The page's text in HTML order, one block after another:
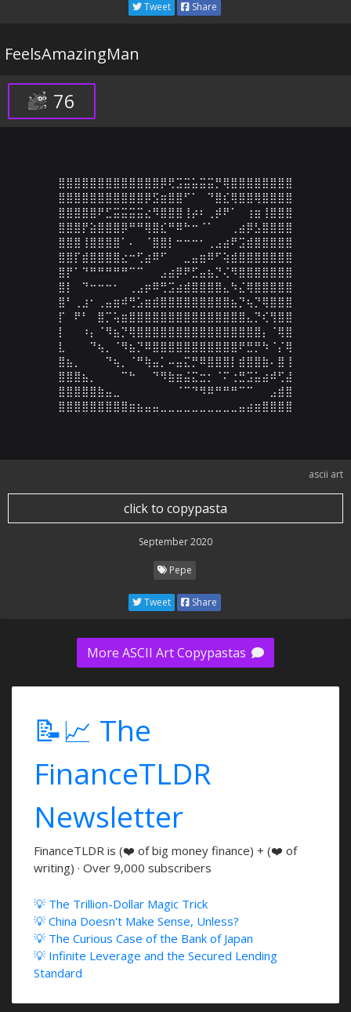
Tweet Share
FeelsAmazingMan
76
⣿⣿⣿⣿⣿⣿⣿⣿⣿⣿⣿⣿⣿⡿⢟⣩⣭⣥⣭⣭⡛⢿⣿⣿⣿⣿⣿⣿⣿⣿
⣿⣿⣿⣿⣿⣿⣿⣿⣿⣿⣿⡿⣫⣶⣿⣿⠋⠁⠀⠙⣿⣎⢿⣿⣿⢿⣿⣿⣿⣿
⣿⣿⣿⣿⣿⠟⣋⣭⣭⣭⣭⣔⠻⣿⣿⣿⢸⡴⠆⢀⡾⠟⠁⠀⢰⣶⢸⣿⣿⣿
⣿⣿⣿⡟⣵⣿⣿⣿⡿⠛⠛⢿⣿⣎⠛⠿⠓⠒⠈⠁⠀⠀⢀⣴⡿⣣⣿⣿⣿⣿
⣿⣿⣿⢸⣿⣿⣿⣿⠁⠄⠀⠈⣿⣿⡇⠒⠒⠒⠂⢀⣠⣴⠟⣩⣾⣿⣿⣿⣿⣿
⣿⣿⡏⣾⣿⣿⣿⣿⣔⠒⢋⣴⠿⠋⠀⠀⣀⣤⣶⠿⠋⢵⣾⣿⣿⣿⣿⣿⣿⣿
⣿⡟⠁⠙⠛⠛⠛⠛⠛⠉⠉⠀⠀⣠⣴⡿⠟⣋⣤⣦⡙⢌⠻⣿⣿⣿⣿⣿⣿⣿
⣿⡇⠀⠙⠒⠒⠒⠂⠀⢀⣠⡶⠿⢛⣩⣴⣾⣿⣿⣿⣿⣄⠳⣌⢿⣿⣿⣿⣿⣿
⣿⠃⢀⣰⠂⢀⣤⣶⠾⢛⣡⣶⣾⣿⣿⣿⣿⣿⣿⣿⣿⣿⣦⡙⢦⡙⢿⣿⣿⣿
⡏⠀⠟⠃⠀⣿⡉⢥⣶⣿⣿⣿⣿⣿⣿⣿⣿⣿⣿⣿⣿⣿⣿⣿⣄⡙⢎⢻⣿⣿
⡇⠀⠀⠰⡄⠈⠻⣦⡙⢿⣿⣿⣿⣿⣿⣿⣿⣿⣿⣿⣿⣿⣿⣿⣿⣿⡄⠈⢿⣿
⣇⠀⠀⠀⠙⢦⡀⠈⠻⣦⡙⠿⣿⣿⣿⣿⣿⣿⣿⣿⣿⣿⣿⠟⣛⡛⠳⠈⡌⢿
⣿⣦⡀⠀⠀⠀⠙⢦⡀⠈⠛⢷⣤⡁⠤⣤⣍⡛⠿⣿⣿⣿⡇⣾⣿⣿⣷⠄⣿⢸
⣿⣿⣿⣦⡀⠀⠀⠀⠉⠓⠀⠀⠙⠻⣷⣶⣬⣍⣒⡂⠈⠍⢐⣛⣩⣥⣴⠾⢋⣼
⣿⣿⣿⣿⣿⣷⣤⣀⠀⠀⠀⠀⠀⠀⠀⠈⠉⠙⠻⠿⠛⠛⠛⠉⠉⠀⠀⣠⣾⣿
⣿⣿⣿⣿⣿⣿⣿⣿⣿⣶⣦⣤⣤⣀⣀⣀⣀⣀⣀⣀⣀⣀⣀⣤⣴⣶⣿⣿⣿⣿
ascii art
click to copypasta
September 2020
Pepe
Tweet Share
More ASCII Art Copypastas
📝📈 The
FinanceTLDR
Newsletter
FinanceTLDR is (❤️ of big money finance) + (❤️ of
writing) · Over 9,000 subscribers
💡 The Trillion-Dollar Magic Trick
💡 China Doesn't Make Sense, Unless?
💡 The Curious Case of the Bank of Japan
💡 Infinite Leverage and the Secured Lending
Standard